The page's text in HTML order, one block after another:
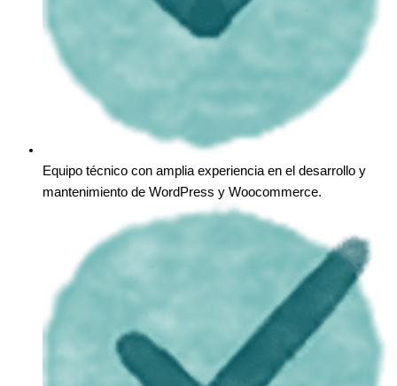
Equipo técnico con amplia experiencia en el desarrollo y
mantenimiento de WordPress y Woocommerce.